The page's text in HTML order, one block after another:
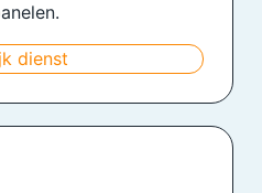
dienst